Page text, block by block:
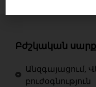
Բժշկական
Անզգայացում,
բուժօգնություն